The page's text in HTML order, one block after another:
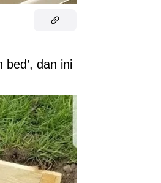
dan ini